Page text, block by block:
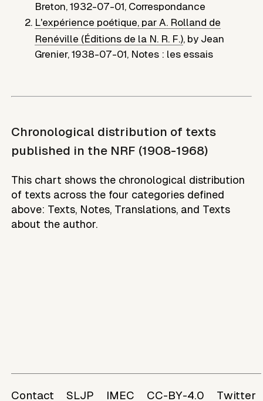
Breton, 1932-07-01, Correspondance
L'expérience poétique, par A. Rolland de
Renéville (Éditions de la N. R. F.), by Jean
Grenier, 1938-07-01, Notes : les essais
Chronological distribution of texts
published in the NRF (1908-1968)
This chart shows the chronological distribution
of texts across the four categories defined
above: Texts, Notes, Translations, and Texts
about the author.
Contact SLJP IMEC CC-BY-4.0 Twitter